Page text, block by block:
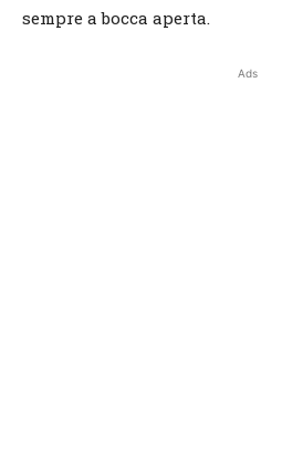
sempre a bocca aperta.
Ads